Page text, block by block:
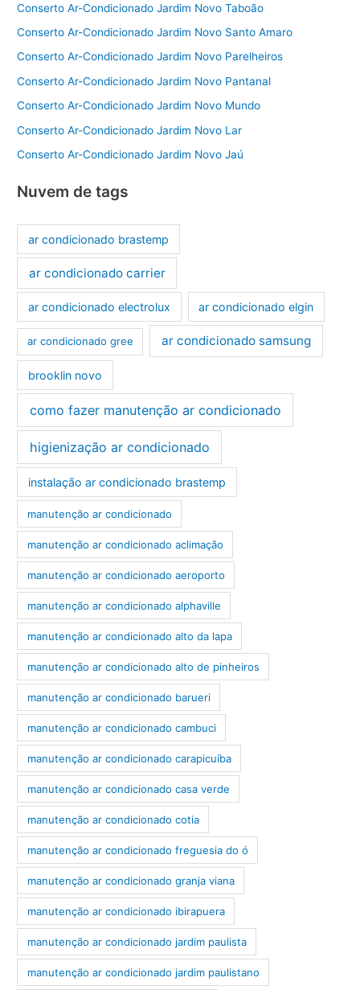
Conserto Ar-Condicionado Jardim Novo Taboão
Conserto Ar-Condicionado Jardim Novo Santo Amaro
Conserto Ar-Condicionado Jardim Novo Parelheiros
Conserto Ar-Condicionado Jardim Novo Pantanal
Conserto Ar-Condicionado Jardim Novo Mundo
Conserto Ar-Condicionado Jardim Novo Lar
Conserto Ar-Condicionado Jardim Novo Jaú
Nuvem de tags
ar condicionado brastemp
ar condicionado carrier
ar condicionado electrolux ar condicionado elgin
ar condicionado gree ar condicionado samsung
brooklin novo
como fazer manutenção ar condicionado
higienização ar condicionado
instalação ar condicionado brastemp
manutenção ar condicionado
manutenção ar condicionado aclimação
manutenção ar condicionado aeroporto
manutenção ar condicionado alphaville
manutenção ar condicionado alto da lapa
manutenção ar condicionado alto de pinheiros
manutenção ar condicionado barueri
manutenção ar condicionado cambuci
manutenção ar condicionado carapicuíba
manutenção ar condicionado casa verde
manutenção ar condicionado cotia
manutenção ar condicionado freguesia do ó
manutenção ar condicionado granja viana
manutenção ar condicionado ibirapuera
manutenção ar condicionado jardim paulista
manutenção ar condicionado jardim paulistano